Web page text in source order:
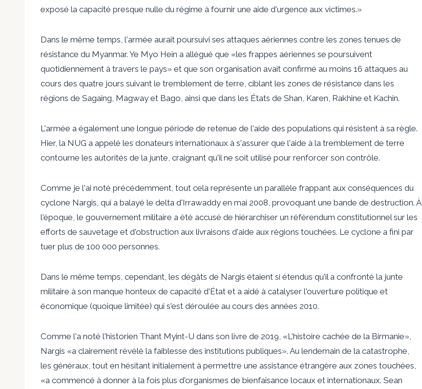
exposé la capacité presque nulle du régime à fournir une aide d'urgence aux victimes.»
Dans le même temps, l'armée aurait poursuivi ses attaques aériennes contre les zones tenues de
résistance du Myanmar. Ye Myo Hein a allégué que «les frappes aériennes se poursuivent
quotidiennement à travers le pays» et que son organisation avait confirmé au moins 16 attaques au
cours des quatre jours suivant le tremblement de terre, ciblant les zones de résistance dans les
régions de Sagaing, Magway et Bago, ainsi que dans les États de Shan, Karen, Rakhine et Kachin.
L'armée a également une longue période de retenue de l'aide des populations qui résistent à sa règle.
Hier, la NUG a appelé les donateurs internationaux à s'assurer que l'aide à la tremblement de terre
contourne les autorités de la junte, craignant qu'il ne soit utilisé pour renforcer son contrôle.
Comme je l'ai noté précédemment, tout cela représente un parallèle frappant aux conséquences du
cyclone Nargis, qui a balayé le delta d'Irrawaddy en mai 2008, provoquant une bande de destruction. À
l'époque, le gouvernement militaire a été accusé de hiérarchiser un référendum constitutionnel sur les
efforts de sauvetage et d'obstruction aux livraisons d'aide aux régions touchées. Le cyclone a fini par
tuer plus de 100 000 personnes.
Dans le même temps, cependant, les dégâts de Nargis étaient si étendus qu'il a confronté la junte
militaire à son manque honteux de capacité d'État et a aidé à catalyser l'ouverture politique et
économique (quoique limitée) qui s'est déroulée au cours des années 2010.
Comme l'a noté l'historien Thant Myint-U dans son livre de 2019, «L'histoire cachée de la Birmanie»,
Nargis «a clairement révélé la faiblesse des institutions publiques». Au lendemain de la catastrophe,
les généraux, tout en hésitant initialement à permettre une assistance étrangère aux zones touchées,
«a commencé à donner à la fois plus d'organismes de bienfaisance locaux et internationaux. Sean